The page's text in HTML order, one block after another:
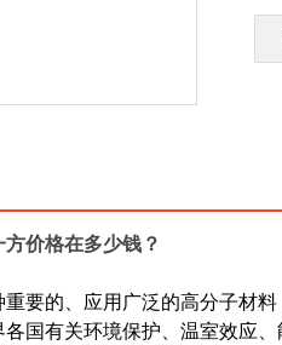
价格在多少钱？
要的、应用广泛的高分子材
国有关环境保护、温室效应